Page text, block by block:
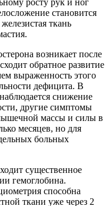
становится
ткань
возникает после
обратное развитие
выраженность этого
дефицита. В
снижение
другие симптомы
массы и силы в
месяцев, но для
больных
существенное
гемоглобина.
способна
ткани уже через 2